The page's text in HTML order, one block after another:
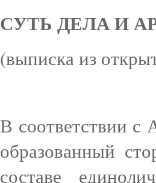
СУТЬ ДЕЛА И
(выписка из
В соответствии с
образованный
составе